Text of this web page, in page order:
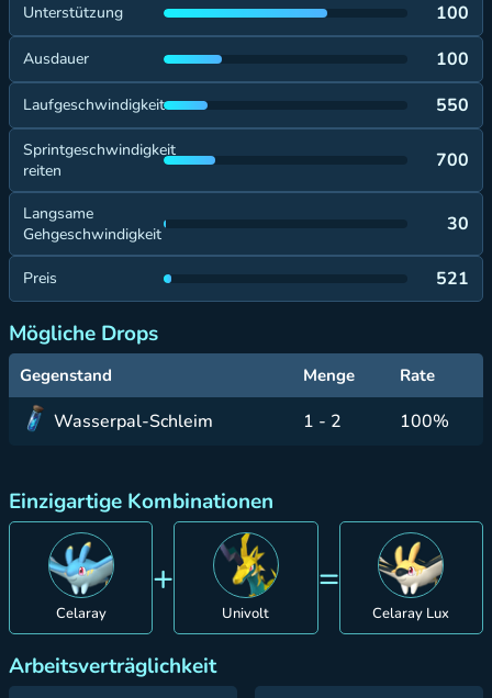
Unterstützung 100
Ausdauer 100
Laufgeschwindigkeit 550
Sprintgeschwindigkeit
reiten
700
Langsame
Gehgeschwindigkeit
30
Preis 521
Mögliche Drops
Gegenstand Menge Rate
Wasserpal-Schleim 1 - 2 100%
Einzigartige Kombinationen
Celaray
+
Univolt
=
Celaray Lux
Arbeitsverträglichkeit